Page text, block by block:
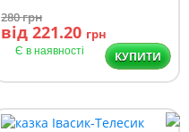
280грн
від 221.20 грн
Є в наявності КУПИТИ